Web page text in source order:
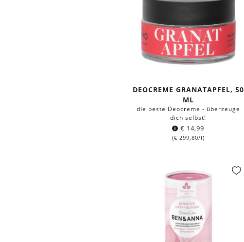
DEOCREME GRANATAPFEL, 50
ML
die beste Deocreme - überzeuge
dich selbst!
€ 14,99
(€ 299,80/l)